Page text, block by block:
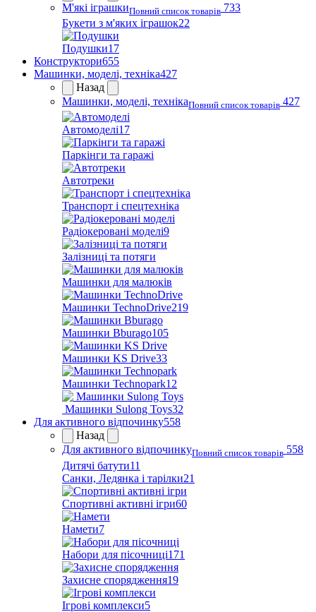
М'які іграшкиПовний список товарів 733
Букети з м'яких іграшок22
Подушки17
Конструктори655
Машинки, моделі, техніка427
Назад
Машинки, моделі, технікаПовний список товарів 427
Автомоделі17
Паркінги та гаражі
Автотреки
Транспорт і спецтехніка
Радіокеровані моделі9
Залізниці та потяги
Машинки для малюків
Машинки TechnoDrive219
Машинки Bburago105
Машинки KS Drive33
Машинки Technopark12
Машинки Sulong Toys32
Для активного відпочинку558
Назад
Для активного відпочинкуПовний список товарів 558
Дитячі батути11
Санки, Ледянка і тарілки21
Спортивні активні ігри60
Намети7
Набори для пісочниці171
Захисне спорядження19
Ігрові комплекси5